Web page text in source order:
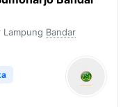
Lampung Bandar